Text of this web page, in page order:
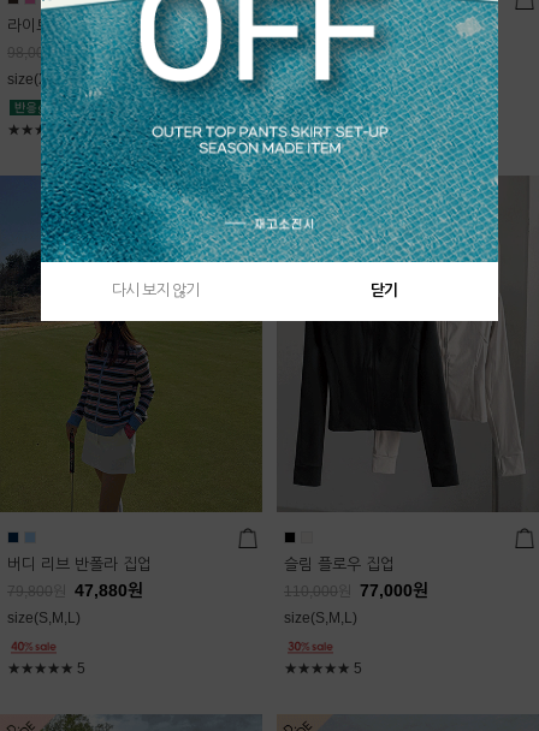
라이트데님 핀턱 스커트
98,000원 68,600원
size(XS,S,M,L)
★★★★★5
블룸 하이넥 니트집업
Sold Out
free(44~66)
★★★★★4.9
버디 리브 반폴라 집업
79,800 47,880원
size(S,M,L)
★★★★★ 5
슬림 플로우 집업
110,000 77,000원
size(S,M,L)
★★★★★ 5
다시 보지 않기 닫기